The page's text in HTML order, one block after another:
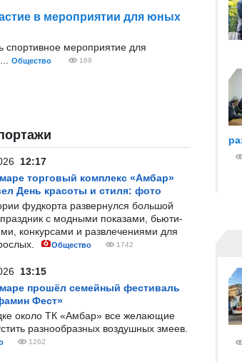
в мероприятии для юных
спортивное мероприятие для
Общество 169
12:17
торговый комплекс «Амбар»
День красоты и стиля: фото
фудкорта развернулся большой
с модными показами, бьюти-
конкурсами и развлечениями для
Общество 1742
13:15
прошёл семейный фестиваль
Фест»
около ТК «Амбар» все желающие
разнообразных воздушных змеев.
1262